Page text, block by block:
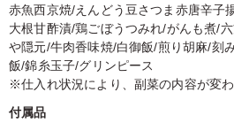
赤魚西京焼/えんどう豆さつま赤唐辛子
大根甘酢漬/鶏ごぼうつみれ/がんも煮/
や隠元/牛肉香味焼/白御飯/煎り胡麻/刻
飯/錦糸玉子/グリンピース
※仕入れ状況により、副菜の内容が変わ
付属品